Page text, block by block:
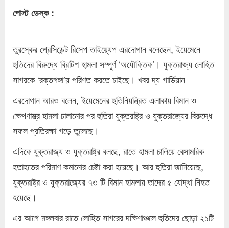
পোস্ট ডেস্ক :
তুরস্কের প্রেসিডেন্ট রিসেপ তাইয়্যেপ এরদোগান বলেছেন, ইয়েমেনে
হুতিদের বিরুদ্ধে ব্রিটিশ হামলা সম্পূর্ণ ‘অযৌক্তিক’। যুক্তরাজ্য লোহিত
সাগরকে ‘রক্তগঙ্গা’য় পরিণত করতে চাইছে। খবর দ্য গার্ডিয়ান
এরদোগান আরও বলেন, ইয়েমেনের হুতিনিয়ন্ত্রিত এলাকায় বিমান ও
ক্ষেপণাস্ত্র হামলা চালানোর পর হুতিরা যুক্তরাষ্ট্র ও যুক্তরাজ্যের বিরুদ্ধে
সফল প্রতিরক্ষা গড়ে তুলেছে।
এদিকে যুক্তরাজ্য ও যুক্তরাষ্ট্র বলছে, রাতে হামলা চালিয়ে বেসামরিক
হতাহতের পরিমাণ কমানোর চেষ্টা করা হয়েছে। আর হুতিরা জানিয়েছে,
যুক্তরাষ্ট্র ও যুক্তরাজ্যের ৭৩ টি বিমান হামলায় তাদের ৫ যোদ্ধা নিহত
হয়েছে।
এর আগে মঙ্গলবার রাতে লোহিত সাগরের দক্ষিণাঞ্চলে হুতিদের ছোড়া ২১টি